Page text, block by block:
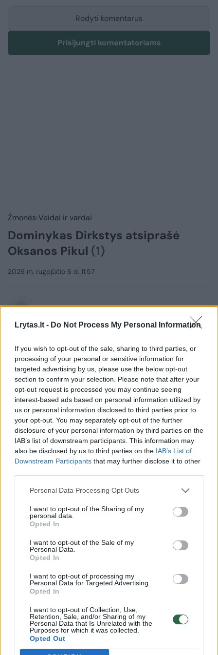
Lrytas.lt - Do Not Process My Personal Information
If you wish to opt-out of the sale, sharing to third parties, or
processing of your personal or sensitive information for
targeted advertising by us, please use the below opt-out
section to confirm your selection. Please note that after your
opt-out request is processed you may continue seeing
interest-based ads based on personal information utilized by
us or personal information disclosed to third parties prior to
your opt-out. You may separately opt-out of the further
disclosure of your personal information by third parties on the
IAB’s list of downstream participants. This information may
also be disclosed by us to third parties on the IAB’s List of
Downstream Participants that may further disclose it to other
Personal Data Processing Opt Outs
I want to opt-out of the Sharing of my
personal data.
Opted In
I want to opt-out of the Sale of my
Personal Data.
Opted In
I want to opt-out of processing my
Personal Data for Targeted Advertising.
Opted In
I want to opt-out of Collection, Use,
Retention, Sale, and/or Sharing of my
Personal Data that Is Unrelated with the
Purposes for which it was collected.
Opted Out
Rodyti komentarus
Prisijungti komentatoriams
Žmonės Veidai ir vardai
Dominykas Dirkstys atsiprašė
Oksanos Pikul (1)
2026 m. rugpjūčio 6 d. 11:57
Lrytas.lt
m.) ir kovotojo Dominyko Dirksčio (24 m.)
skyrybos ir po jų kilęs konfliktas kasdien
įgauna vis naujų spalvų. Pora vienas kitam
negailėjo aštrių žodžių, tačiau panašu, kad
drama pamažu slūgsta.
Daugiau nuotraukų (19)
Ketvirtadienį D. Dirkstys savo „Instagram“
paskyroje paviešino žinutę, kurią išsiuntė O.
Pasirodo, dėl vieno savo poelgio vyras